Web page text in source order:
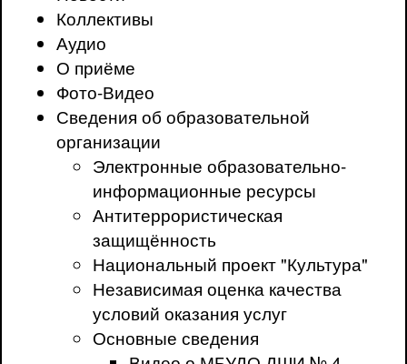
Коллективы
Аудио
О приёме
Фото-Видео
Сведения об образовательной
организации
Электронные образовательно-
информационные ресурсы
Антитеррористическая
защищённость
Национальный проект "Культура"
Независимая оценка качества
условий оказания услуг
Основные сведения